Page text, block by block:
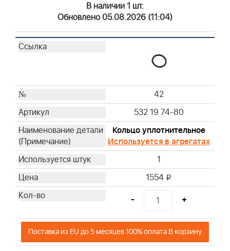
В наличии 1 шт.
Обновлено 05.08.2026 (11:04)
42
532 19 74-80
Кольцо уплотнительное
Используется в агрегатах
1
1554 i
- +
Поставка из EU до 5 месяцев 100% оплата В корзину